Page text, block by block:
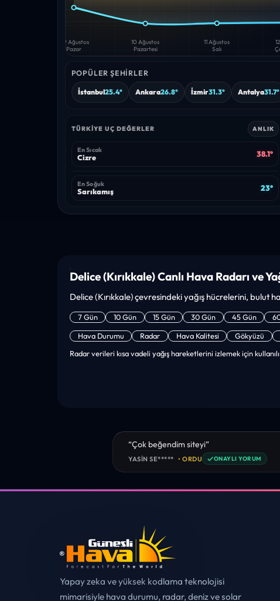
09 Ağustos
Pazar
10 Ağustos
Pazartesi
11 Ağustos
Salı
POPÜLER ŞEHIRLER
İstanbul25.4° Ankara26.8° İzmir31.3° Antalya31.7°
TÜRKIYE UÇ DEĞERLER ANLIK
En Sıcak
Cizre 38.1°
En Soğuk
Sarıkamış 23°
Delice (Kırıkkale) Canlı Hava Radarı ve
Delice (Kırıkkale) çevresindeki yağış hücrelerini, bulut
7 Gün 10 Gün 15 Gün 30 Gün 45 Gün
Hava Durumu
Radar Hava Kalitesi Gökyüzü
Radar verileri kısa vadeli yağış hareketlerini izlemek için
“sanırım yeni bir hava durumu
tebrikler. sitede istediğim tüm bilgiyi
• ERZURUM ✓ONAYLI